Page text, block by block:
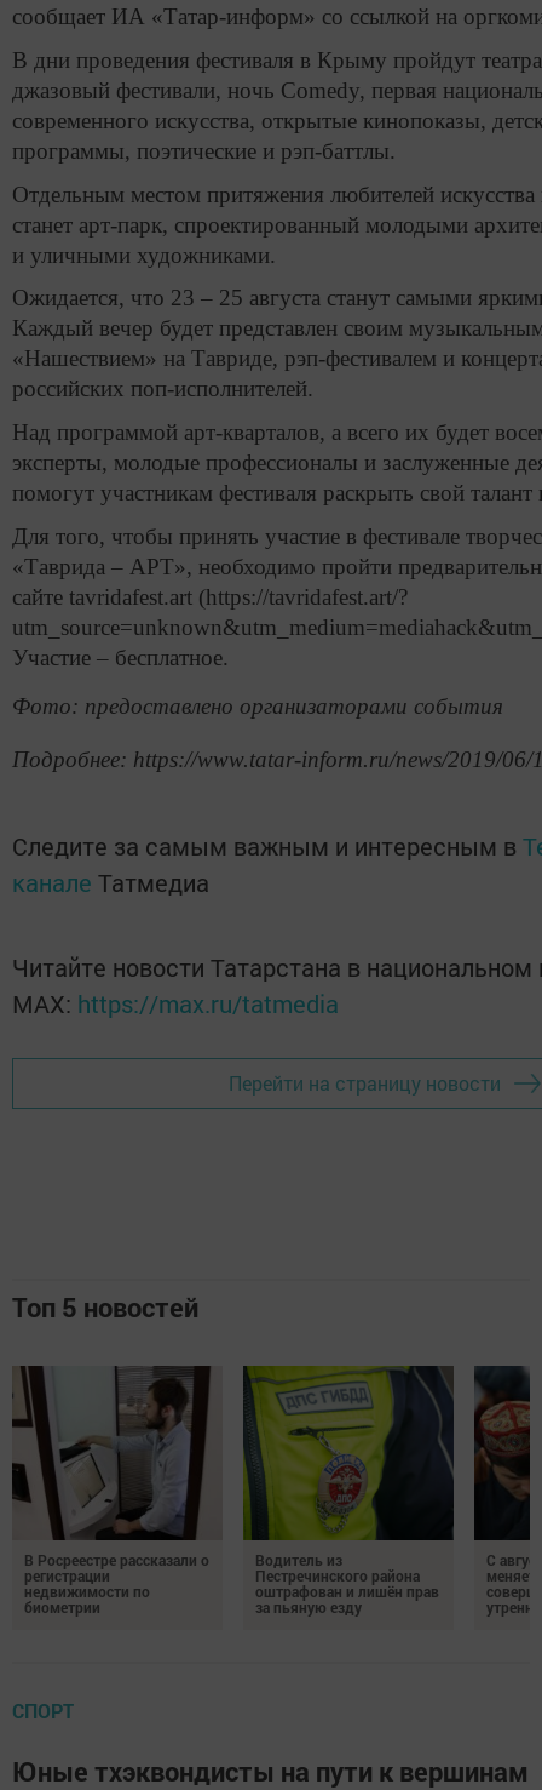
сообщает ИА «Татар-информ» со ссылкой на
В дни проведения фестиваля в Крыму пройдут
джазовый фестивали, ночь Comedy, первая
современного искусства, открытые кинопоказы,
программы, поэтические и рэп-баттлы.
Отдельным местом притяжения любителей
станет арт-парк, спроектированный молодыми
и уличными художниками.
Ожидается, что 23 – 25 августа станут самыми
Каждый вечер будет представлен своим
«Нашествием» на Тавриде, рэп-фестивалем и
российских поп-исполнителей.
Над программой арт-кварталов, а всего их будет
эксперты, молодые профессионалы и заслуженные
помогут участникам фестиваля раскрыть свой
Для того, чтобы принять участие в фестивале
«Таврида – АРТ», необходимо пройти
сайте tavridafest.art (https://tavridafest.art/?
Участие – бесплатное.
Фото: предоставлено организаторами события
Подробнее: https://www.tatar-inform.ru/news/2019/06/
Следите за самым важным и интересным в
канале Татмедиа
Читайте новости Татарстана в
MАХ: https://max.ru/tatmedia
Перейти на страницу новости
Топ 5 новостей
В Росреестре рассказали о
регистрации
недвижимости по
биометрии
Водитель из
Пестречинского района
оштрафован и лишён прав
за пьяную езду
С
СПОРТ
Юные тхэквондисты на пути к вершинам